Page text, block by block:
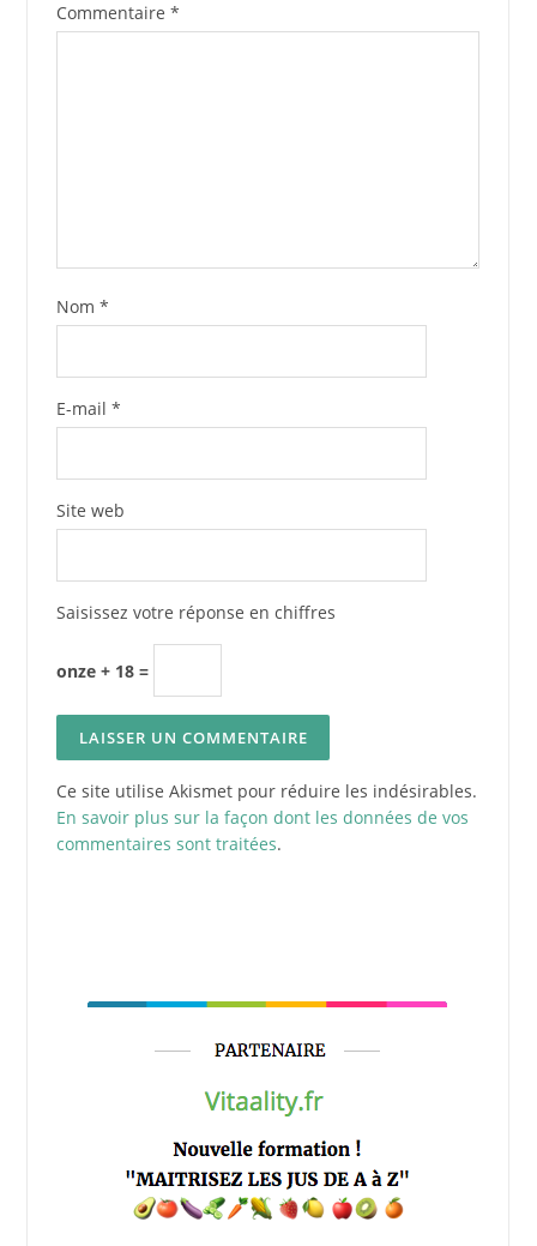
Commentaire *
Nom *
E-mail *
Site web
Saisissez votre réponse en chiffres
onze + 18 =
Ce site utilise Akismet pour réduire les indésirables.
En savoir plus sur la façon dont les données de vos
commentaires sont traitées.